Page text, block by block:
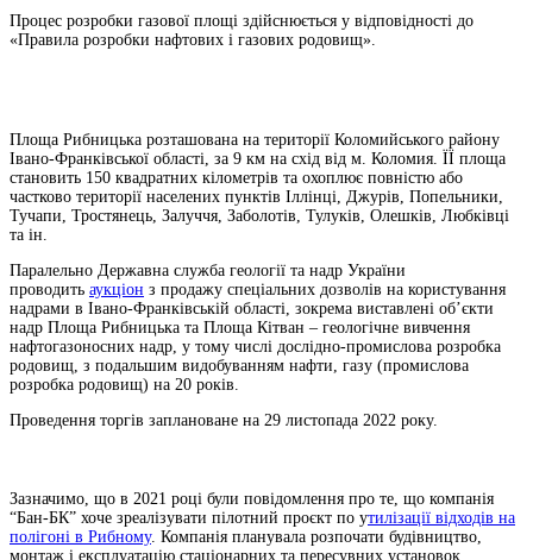
Процес розробки газової площі здійснюється у відповідності до
«Правила розробки нафтових і газових родовищ».
Площа Рибницька розташована на території Коломийського району
Івано-Франківської області, за 9 км на схід від м. Коломия. ЇЇ площа
становить 150 квадратних кілометрів та охоплює повністю або
частково території населених пунктів Іллінці, Джурів, Попельники,
Тучапи, Тростянець, Залуччя, Заболотів, Тулуків, Олешків, Любківці
та ін.
Паралельно Державна служба геології та надр України
проводить аукціон з продажу спеціальних дозволів на користування
надрами в Івано-Франківській області, зокрема виставлені обʼєкти
надр Площа Рибницька та Площа Кітван – геологічне вивчення
нафтогазоносних надр, у тому числі дослідно-промислова розробка
родовищ, з подальшим видобуванням нафти, газу (промислова
розробка родовищ) на 20 років.
Проведення торгів заплановане на 29 листопада 2022 року.
Зазначимо, що в 2021 році були повідомлення про те, що компанія
“Бан-БК” хоче зреалізувати пілотний проєкт по утилізації відходів на
полігоні в Рибному. Компанія планувала розпочати будівництво,
монтаж і експлуатацію стаціонарних та пересувних установок